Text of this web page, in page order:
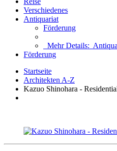
Verschiedenes
Antiquariat
Förderung
Mehr Details:
Förderung
Startseite
Architekten A-Z
Kazuo Shinohara -